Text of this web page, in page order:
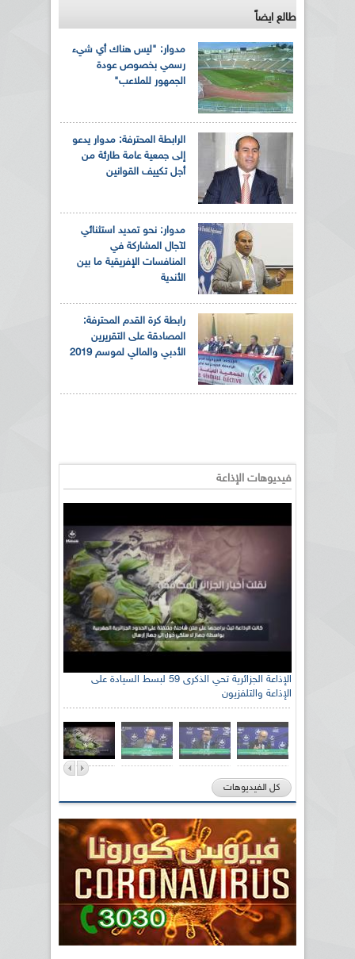
طالع ايضاً
مدوار: "ليس هناك أي شيء
رسمي بخصوص عودة
الجمهور للملاعب"
الرابطة المحترفة: مدوار يدعو
إلى جمعية عامة طارئة من
أجل تكييف القوانين
مدوار: نحو تمديد استثنائي
لآجال المشاركة في
المنافسات الإفريقية ما بين
الأندية
رابطة كرة القدم المحترفة:
المصادقة على التقريرين
الأدبي والمالي لموسم 2019
فيديوهات الإذاعة
الإذاعة الجزائرية تحي الذكرى 59 لبسط السيادة على
الإذاعة والتلفزيون
كل الفيديوهات